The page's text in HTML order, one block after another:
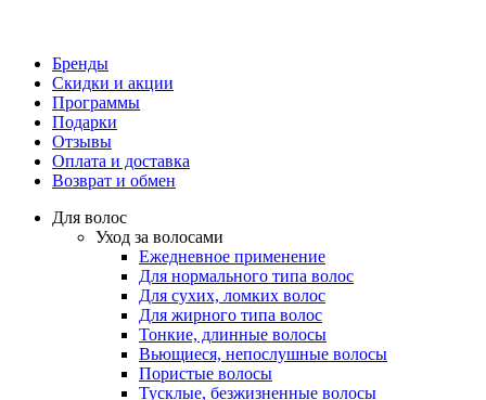
Бренды
Скидки и акции
Программы
Подарки
Отзывы
Оплата и доставка
Возврат и обмен
Для волос
Уход за волосами
Ежедневное применение
Для нормального типа волос
Для сухих, ломких волос
Для жирного типа волос
Тонкие, длинные волосы
Вьющиеся, непослушные волосы
Пористые волосы
Тусклые, безжизненные волосы